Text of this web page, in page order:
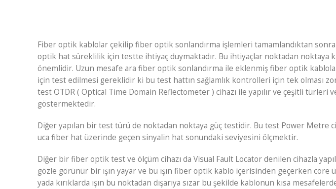
Fiber optik kablolar çekilip fiber optik sonlandırma işlemleri tamamlandıktan
optik hat süreklilik için testte ihtiyaç duymaktadır. Bu ihtiyaçlar noktadan noktaya
önemlidir. Uzun mesafe ara fiber optik sonlandırma ile eklenmiş fiber optik
için test edilmesi gereklidir ki bu test hattın sağlamlık kontrolleri için tek olması
test OTDR ( Optical Time Domain Reflectometer ) cihazı ile yapılır ve çeşitli türleri
göstermektedir.
Diğer yapılan bir test türü de noktadan noktaya güç testidir. Bu test Power Metre
uca fiber hat üzerinde geçen sinyalin hat sonundaki seviyesini ölçmektir.
Diğer bir fiber optik test ve ölçüm cihazı da Visual Fault Locator denilen cihazla
gözle görünür bir ışın yayar ve bu ışın fiber optik kablo içerisinden geçerken
yada kırıklarda ışın bu noktadan dışarıya sızar bu şekilde kablonun kısa